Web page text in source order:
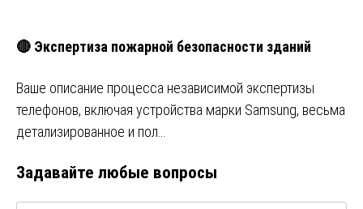
🔴 Экспертиза пожарной безопасности зданий
Ваше описание процесса независимой экспертизы
телефонов, включая устройства марки Samsung, весьма
детализированное и пол…
Задавайте любые вопросы